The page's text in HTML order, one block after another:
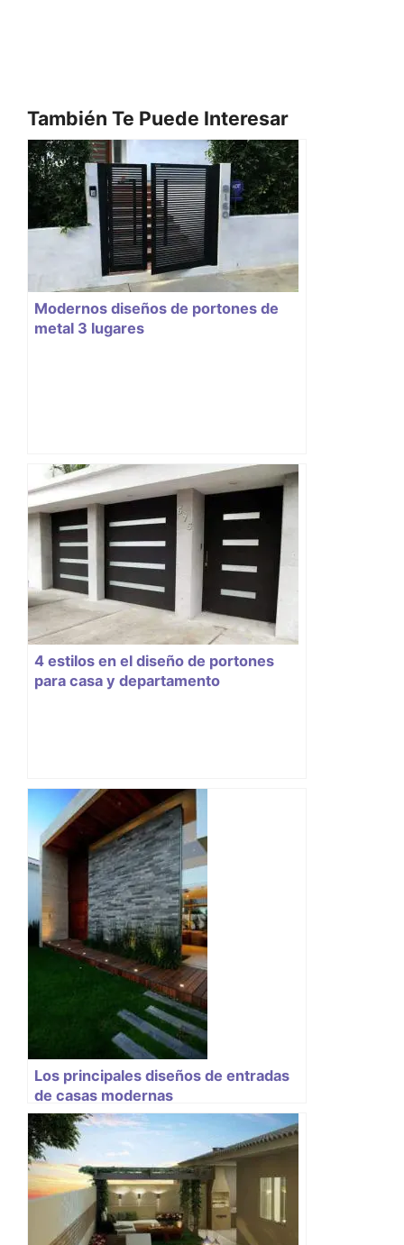
También Te Puede Interesar
Modernos diseños de portones de
metal 3 lugares
4 estilos en el diseño de portones
para casa y departamento
Los principales diseños de entradas
de casas modernas